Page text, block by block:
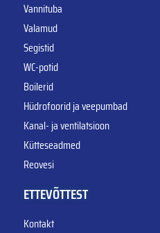
Vannituba
Valamud
Segistid
WC-potid
Boilerid
Hüdrofoorid ja veepumbad
Kanal- ja ventilatsioon
Kütteseadmed
Reovesi
ETTEVÕTTEST
Kontakt